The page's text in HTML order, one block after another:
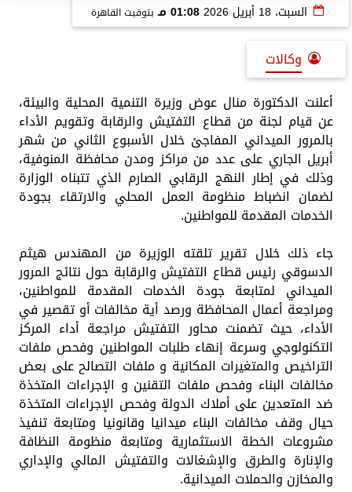
السبت، 18 أبريل 2026 01:08 مـ بتوقيت القاهرة
وكالات
أعلنت الدكتورة منال عوض وزيرة التنمية المحلية والبيئة،
عن قيام لجنة من قطاع التفتيش والرقابة وتقويم الأداء
بالمرور الميداني المفاجئ خلال الأسبوع الثاني من شهر
أبريل الجاري على عدد من مراكز ومدن محافظة المنوفية،
وذلك في إطار النهج الرقابي الصارم الذي تتبناه الوزارة
لضمان انضباط منظومة العمل المحلي والارتقاء بجودة
الخدمات المقدمة للمواطنين.
جاء ذلك خلال تقرير تلقته الوزيرة من المهندس هيثم
الدسوقي رئيس قطاع التفتيش والرقابة حول نتائج المرور
الميداني لمتابعة جودة الخدمات المقدمة للمواطنين،
ومراجعة أعمال المحافظة ورصد أية مخالفات أو تقصير في
الأداء، حيث تضمنت محاور التفتيش مراجعة أداء المركز
التكنولوجي وسرعة إنهاء طلبات المواطنين وفحص ملفات
التراخيص والمتغيرات المكانية و ملفات التصالح على بعض
مخالفات البناء وفحص ملفات التقنين و الإجراءات المتخذة
ضد المتعدين على أملاك الدولة وفحص الإجراءات المتخذة
حيال وقف مخالفات البناء ميدانيا وقانونيا ومتابعة تنفيذ
مشروعات الخطة الاستثمارية ومتابعة منظومة النظافة
والإنارة والطرق والإشغالات والتفتيش المالي والإداري
والمخازن والحملات الميدانية.